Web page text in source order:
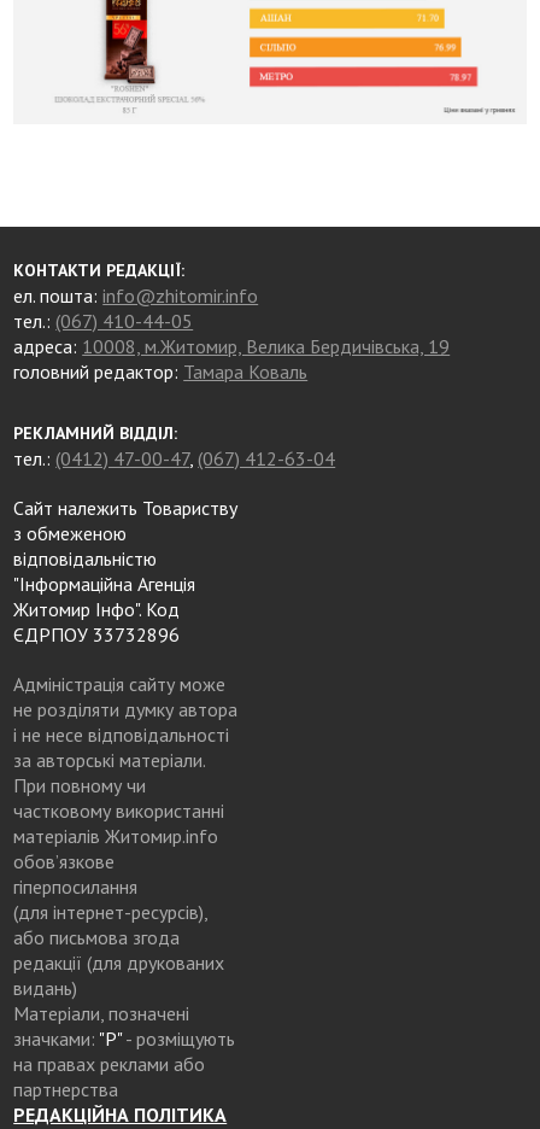
КОНТАКТИ РЕДАКЦІЇ:
ел. пошта:info@zhitomir.info
тел.: (067) 410-44-05
адреса: 10008, м.Житомир, Велика Бердичівська, 19
головний редактор: Тамара Коваль
РЕКЛАМНИЙ ВІДДІЛ:
тел.: (0412) 47-00-47, (067) 412-63-04
Сайт належить Товариству
з обмеженою
відповідальністю
"Інформаційна Агенція
Житомир Інфо". Код
ЄДРПОУ 33732896
Адміністрація сайту може
не розділяти думку автора
і не несе відповідальності
за авторські матеріали.
При повному чи
частковому використанні
матеріалів Житомир.info
обов’язкове
гіперпосилання
(для інтернет-ресурсів),
або письмова згода
редакції (для друкованих
видань)
Матеріали, позначені
значками: "Р"- розміщують
на правах реклами або
партнерства
РЕДАКЦІЙНА ПОЛІТИКА